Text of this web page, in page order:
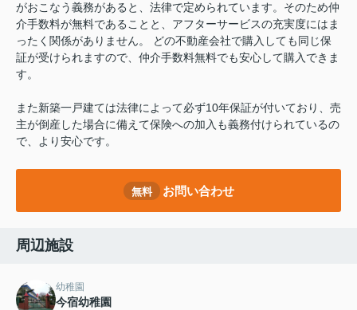
がおこなう義務があると、法律で定められています。そのため仲
介手数料が無料であることと、アフターサービスの充実度にはま
ったく関係がありません。 どの不動産会社で購入しても同じ保
証が受けられますので、仲介手数料無料でも安心して購入できま
す。
また新築一戸建ては法律によって必ず10年保証が付いており、売
主が倒産した場合に備えて保険への加入も義務付けられているの
で、より安心です。
無料 お問い合わせ
周辺施設
幼稚園
今宿幼稚園